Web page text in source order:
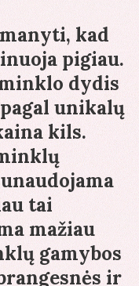
kad
pigiau.
dydis
unikalų
kils.
tai
mažiau
gamybos
ir